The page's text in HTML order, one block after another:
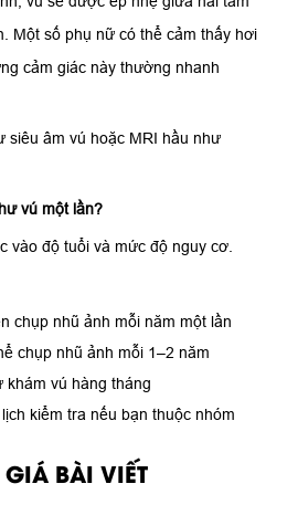
Một số phụ nữ có thể cảm thấy hơi
cảm giác này thường nhanh
siêu âm vú hoặc MRI hầu như
vú một lần?
vào độ tuổi và mức độ nguy cơ.
chụp nhũ ảnh mỗi năm một lần
chụp nhũ ảnh mỗi 1–2 năm
khám vú hàng tháng
kiểm tra nếu bạn thuộc nhóm
BÀI VIẾT